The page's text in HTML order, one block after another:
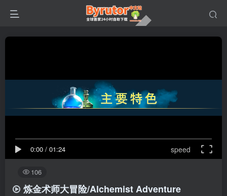
0:00 / 01:24 speed
106
炼金术师大冒险/Alchemist Adventure